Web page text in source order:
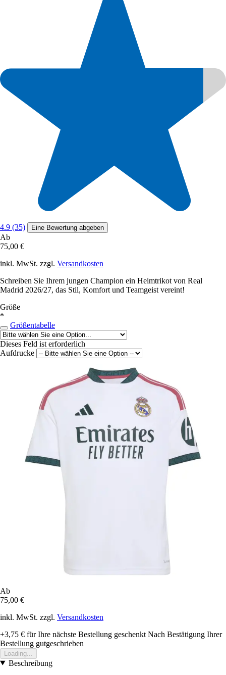
4.9 (35) Eine Bewertung abgeben
Ab
75,00 €
inkl. MwSt. zzgl. Versandkosten
Schreiben Sie Ihrem jungen Champion ein Heimtrikot von Real
Madrid 2026/27, das Stil, Komfort und Teamgeist vereint!
Größe
*
Größentabelle
Dieses Feld ist erforderlich
Aufdrucke
Ab
75,00 €
inkl. MwSt. zzgl. Versandkosten
+3,75 € für Ihre nächste Bestellung geschenkt Nach Bestätigung Ihrer
Bestellung gutgeschrieben
Loading...
Beschreibung